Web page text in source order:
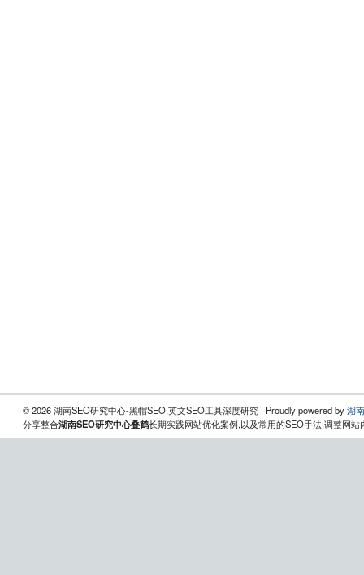
© 2026 湖南SEO研究中心-黑帽SEO,英文SEO工具深度研究 · Proudly powered by湖
分享整合湖南SEO研究中心叠鹤长期实践网站优化案例,以及常用的SEO手法,调整网